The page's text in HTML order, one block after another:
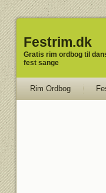
Festrim.dk
Gratis rim ordbog til
fest sange
Rim Ordbog